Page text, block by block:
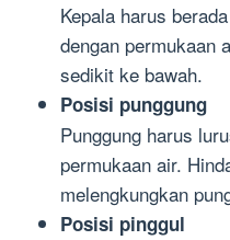
Kepala harus
dengan permukaan
sedikit ke bawah.
Posisi punggung
Punggung harus
permukaan air.
melengkungkan
Posisi pinggul